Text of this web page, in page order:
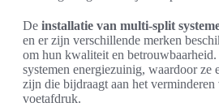
De installatie van multi-split
en er zijn verschillende merken
om hun kwaliteit en
systemen energiezuinig, waardoor ze
zijn die bijdraagt aan het
voetafdruk.